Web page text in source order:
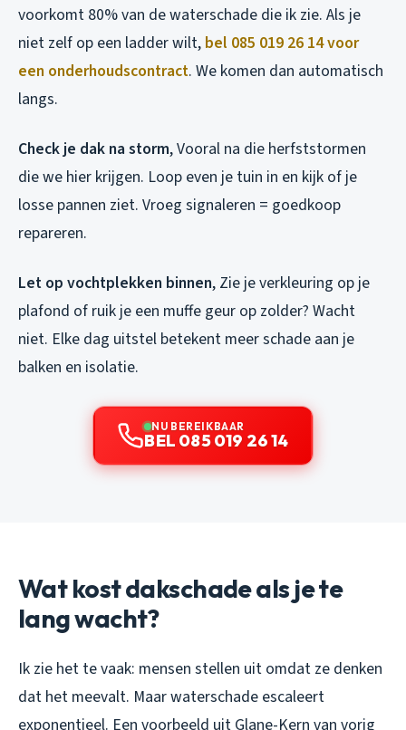
voorkomt 80% van de waterschade die ik zie. Als je
niet zelf op een ladder wilt, bel 085 019 26 14 voor
een onderhoudscontract. We komen dan automatisch
langs.
Check je dak na storm, Vooral na die herfststormen
die we hier krijgen. Loop even je tuin in en kijk of je
losse pannen ziet. Vroeg signaleren = goedkoop
repareren.
Let op vochtplekken binnen, Zie je verkleuring op je
plafond of ruik je een muffe geur op zolder? Wacht
niet. Elke dag uitstel betekent meer schade aan je
balken en isolatie.
NU BEREIKBAAR
BEL 085 019 26 14
Wat kost dakschade als je te
lang wacht?
Ik zie het te vaak: mensen stellen uit omdat ze denken
dat het meevalt. Maar waterschade escaleert
exponentieel. Een voorbeeld uit Glane-Kern van vorig